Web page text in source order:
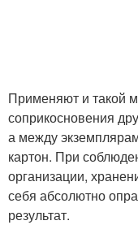
Применяют и такой
соприкосновения
а между
картон. При
организации,
себя абсолютно
результат.